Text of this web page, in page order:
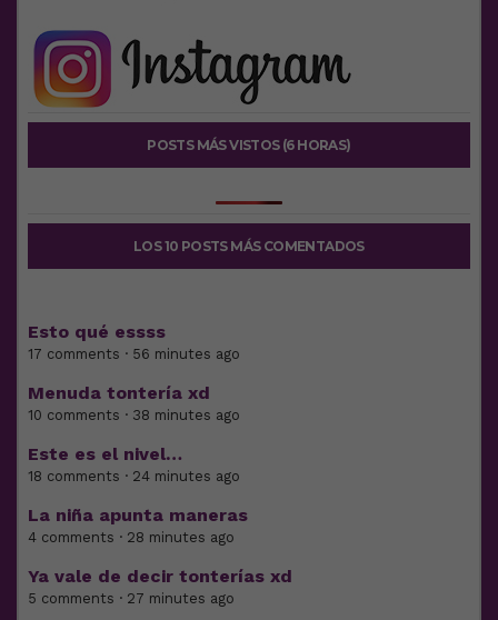
POSTS MÁS VISTOS (6 HORAS)
LOS 10 POSTS MÁS COMENTADOS
Esto qué essss
17 comments · 56 minutes ago
Menuda tontería xd
10 comments · 38 minutes ago
Este es el nivel…
18 comments · 24 minutes ago
La niña apunta maneras
4 comments · 28 minutes ago
Ya vale de decir tonterías xd
5 comments · 27 minutes ago